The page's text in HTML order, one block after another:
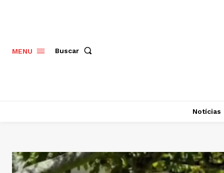
MENU Buscar
Notícias